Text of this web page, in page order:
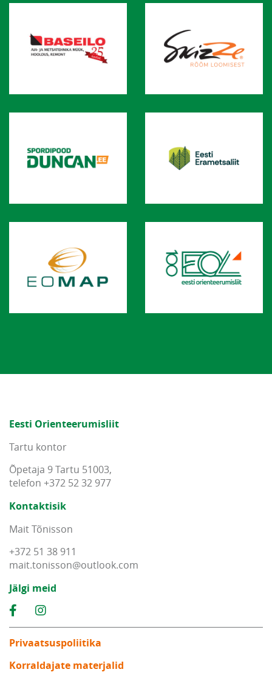
Eesti Orienteerumisliit
Tartu kontor
Õpetaja 9 Tartu 51003,
telefon +372 52 32 977
Kontaktisik
Mait Tõnisson
+372 51 38 911
mait.tonisson@outlook.com
Jälgi meid
Privaatsuspoliitika
Korraldajate materjalid